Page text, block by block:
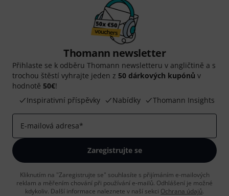
Thomann newsletter
Přihlaste se k odběru Thomann newsletteru v angličtině a s
trochou štěstí vyhrajte jeden z 50 dárkových kupónů v
hodnotě 50€!
Inspirativní příspěvky
Nabídky Thomann Insights
E-mailová adresa*
Zaregistrujte se
Kliknutím na "Zaregistrujte se" souhlasíte s přijímáním e-mailových
reklam a měřením chování při používání e-mailů. Odhlášení je možné
kdykoliv. Další informace naleznete v naší sekci Ochrana údajů.